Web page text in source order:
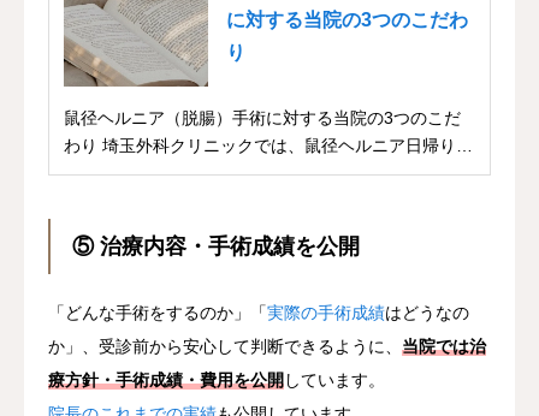
に対する当院の3つのこだわ
り
鼠径ヘルニア（脱腸）手術に対する当院の3つのこだ
わり 埼玉外科クリニックでは、鼠径ヘルニア日帰り手
術...
⑤ 治療内容・手術成績を公開
「どんな手術をするのか」「実際の手術成績はどうなの
か」、受診前から安心して判断できるように、 当院では治
療方針・手術成績・費用を公開しています。